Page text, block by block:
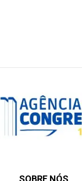
SOBRE NÓS